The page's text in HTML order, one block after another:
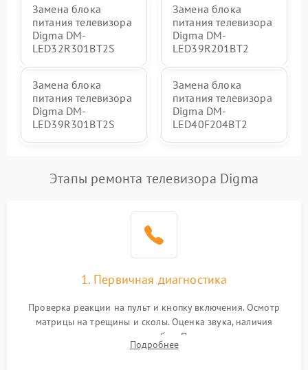
Замена блока
питания телевизора
Digma DM-
LED32R301BT2S
Замена блока
питания телевизора
Digma DM-
LED39R201BT2
Замена блока
питания телевизора
Digma DM-
LED39R301BT2S
Замена блока
питания телевизора
Digma DM-
LED40F204BT2
Этапы ремонта телевизора Digma
1. Первичная диагностика
Проверка реакции на пульт и кнопку включения. Осмотр
матрицы на трещины и сколы. Оценка звука, наличия
подсветки и индикаторов ошибок. Подключение тестовых
источников сигнала для выявления симптомов поломки.
Подробнее